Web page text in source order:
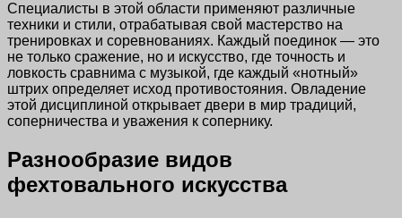
Специалисты в этой области применяют различные
техники и стили, отрабатывая свой мастерство на
тренировках и соревнованиях. Каждый поединок — это
не только сражение, но и искусство, где точность и
ловкость сравнима с музыкой, где каждый «нотный»
штрих определяет исход противостояния. Овладение
этой дисциплиной открывает двери в мир традиций,
соперничества и уважения к сопернику.
Разнообразие видов
фехтовального искусства